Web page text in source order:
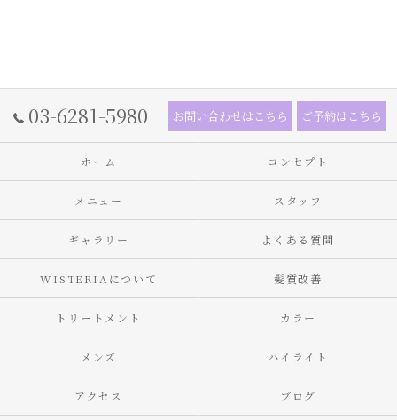
03-6281-5980 お問い合わせはこちら ご予約はこちら
ホーム コンセプト
メニュー スタッフ
ギャラリー よくある質問
WISTERIAについて 髪質改善
トリートメント カラー
メンズ ハイライト
アクセス ブログ